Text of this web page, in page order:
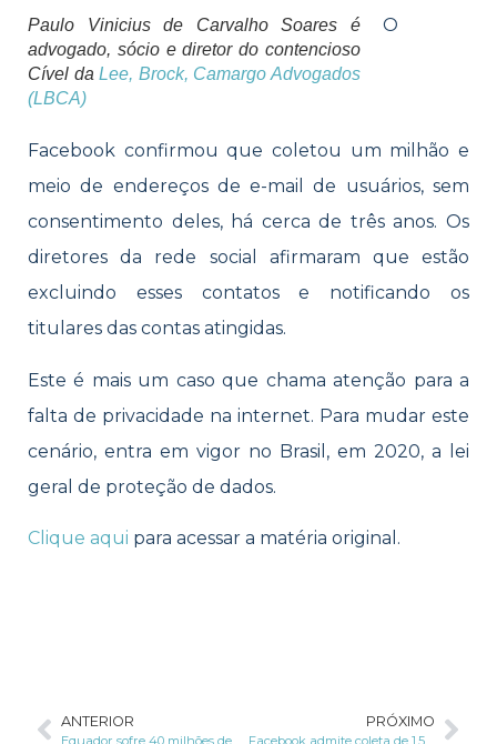
Paulo Vinicius de Carvalho Soares é
advogado, sócio e diretor do contencioso
Cível daLee, Brock, Camargo Advogados
(LBCA)
O
Facebook confirmou que coletou um milhão e
meio de endereços de e-mail de usuários, sem
consentimento deles, há cerca de três anos. Os
diretores da rede social afirmaram que estão
excluindo esses contatos e notificando os
titulares das contas atingidas.
Este é mais um caso que chama atenção para a
falta de privacidade na internet. Para mudar este
cenário, entra em vigor no Brasil, em 2020, a lei
geral de proteção de dados.
Clique aqui para acessar a matéria original.
ANTERIOR PRÓXIMO
Facebook admite coleta de 1,5 milhão de e-mails